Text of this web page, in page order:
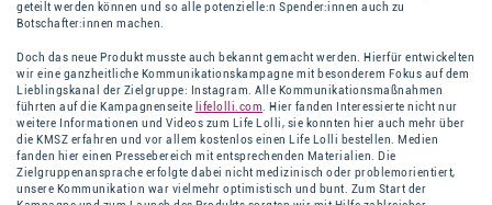
geteilt werden können und so alle potenzielle:n Spender:innen auch zu
Botschafter:innen machen.
Doch das neue Produkt musste auch bekannt gemacht werden. Hierfür entwickelten
wir eine ganzheitliche Kommunikationskampagne mit besonderem Fokus auf dem
Lieblingskanal der Zielgruppe: Instagram. Alle Kommunikationsmaßnahmen
führten auf die Kampagnenseite lifelolli.com. Hier fanden Interessierte nicht nur
weitere Informationen und Videos zum Life Lolli, sie konnten hier auch mehr über
die KMSZ erfahren und vor allem kostenlos einen Life Lolli bestellen. Medien
fanden hier einen Pressebereich mit entsprechenden Materialien. Die
Zielgruppenansprache erfolgte dabei nicht medizinisch oder problemorientiert,
unsere Kommunikation war vielmehr optimistisch und bunt. Zum Start der